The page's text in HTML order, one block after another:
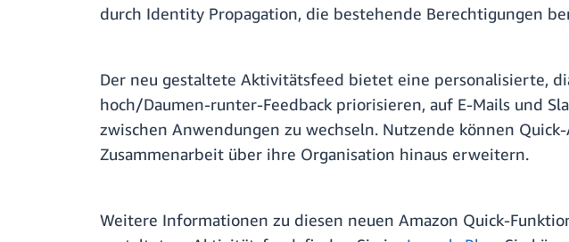
durch Identity Propagation, die bestehende Berechtigungen
Der neu gestaltete Aktivitätsfeed bietet eine personalisierte,
hoch/Daumen-runter-Feedback priorisieren, auf E-Mails und
zwischen Anwendungen zu wechseln. Nutzende können
Zusammenarbeit über ihre Organisation hinaus erweitern.
Weitere Informationen zu diesen neuen Amazon Quick-